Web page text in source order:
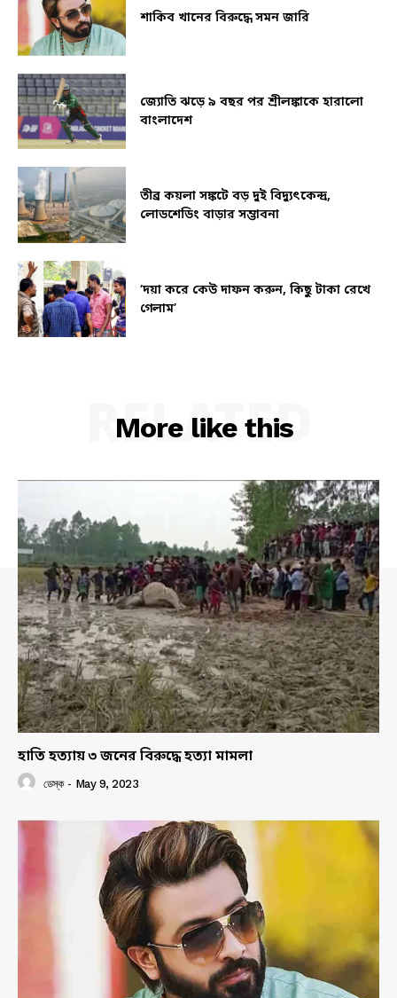
শাকিব খানের বিরুদ্ধে সমন জারি
জ্যোতি ঝড়ে ৯ বছর পর শ্রীলঙ্কাকে হারালো
বাংলাদেশ
তীব্র কয়লা সঙ্কটে বড় দুই বিদ্যুৎকেন্দ্র,
লোডশেডিং বাড়ার সম্ভাবনা
‘দয়া করে কেউ দাফন করুন, কিছু টাকা রেখে
গেলাম’
More like this
RELATED
হাতি হত্যায় ৩ জনের বিরুদ্ধে হত্যা মামলা
ডেস্ক - May 9, 2023